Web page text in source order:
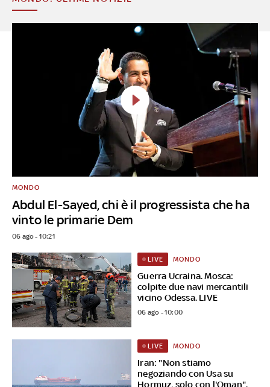
Abdul El-Sayed, chi è il progressista che ha
vinto le primarie Dem
MONDO
06 ago - 10:21
Guerra Ucraina. Mosca:
colpite due navi mercantili
vicino Odessa. LIVE
LIVE MONDO
06 ago - 10:00
Iran: "Non stiamo
negoziando con Usa su
Hormuz, solo con l'Oman".
LIVE MONDO